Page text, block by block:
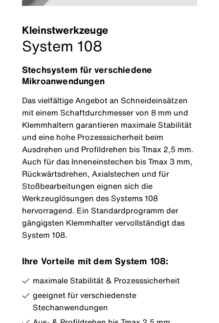
Kleinstwerkzeuge
System 108
Stechsystem für verschiedene
Mikroanwendungen
Das vielfältige Angebot an Schneideinsätzen
mit einem Schaftdurchmesser von 8 mm und
Klemmhaltern garantieren maximale Stabilität
und eine hohe Prozesssicherheit beim
Ausdrehen und Profildrehen bis Tmax 2,5 mm.
Auch für das Inneneinstechen bis Tmax 3 mm,
Rückwärtsdrehen, Axialstechen und für
Stoßbearbeitungen eignen sich die
Werkzeuglösungen des Systems 108
hervorragend. Ein Standardprogramm der
gängigsten Klemmhalter vervollständigt das
System 108.
Ihre Vorteile mit dem System 108:
maximale Stabilität & Prozesssicherheit
geeignet für verschiedenste
Stechanwendungen